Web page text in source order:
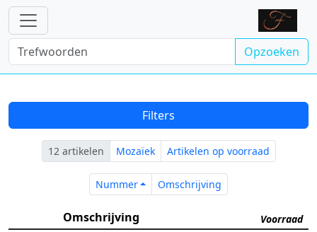
Opzoeken
Filters
12 artikelen Mozaïek Artikelen op voorraad
NummerNummerOmschrijving
Omschrijving Voorraad